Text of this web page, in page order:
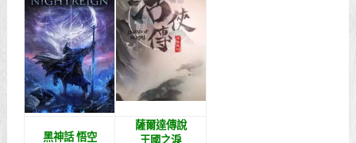
黑神話 悟空
薩爾達傳說
王國之淚